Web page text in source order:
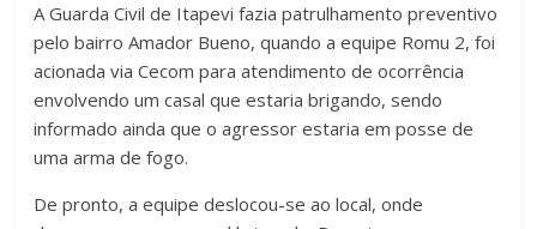
A Guarda Civil de Itapevi fazia patrulhamento preventivo
pelo bairro Amador Bueno, quando a equipe Romu 2, foi
acionada via Cecom para atendimento de ocorrência
envolvendo um casal que estaria brigando, sendo
informado ainda que o agressor estaria em posse de
uma arma de fogo.
De pronto, a equipe deslocou-se ao local, onde